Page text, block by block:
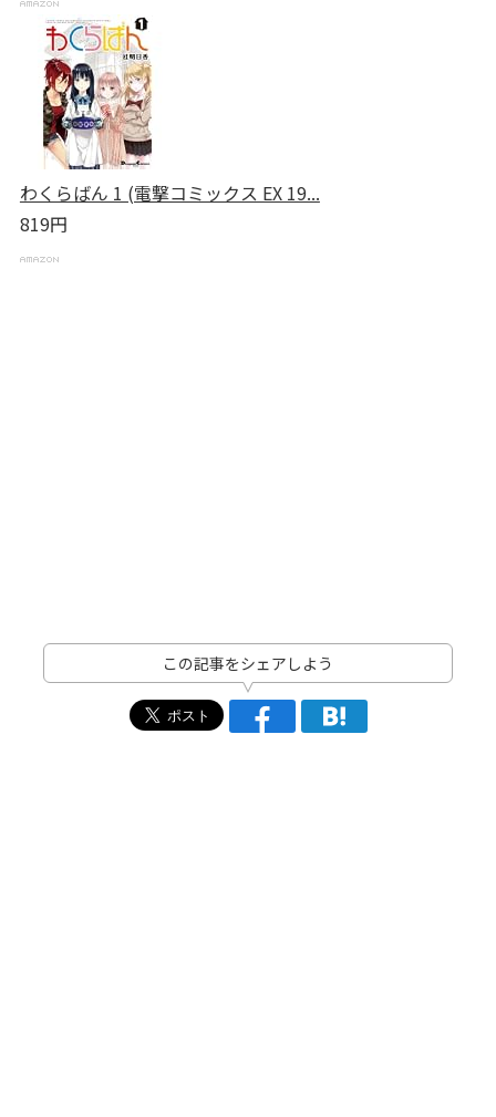
わくらばん 1 (電撃コミックス EX 19...
819円
この記事をシェアしよう